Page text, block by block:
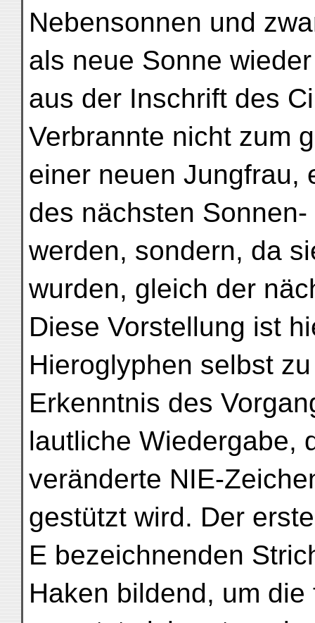
Nebensonnen und
als neue Sonne
aus der Inschrift des
Verbrannte nicht zum
einer neuen Jungfrau,
des nächsten
werden, sondern, da
wurden, gleich der
Diese Vorstellung ist
Hieroglyphen selbst
Erkenntnis des
lautliche Wiedergabe,
veränderte NIE-
gestützt wird. Der
E bezeichnenden
Haken bildend, um